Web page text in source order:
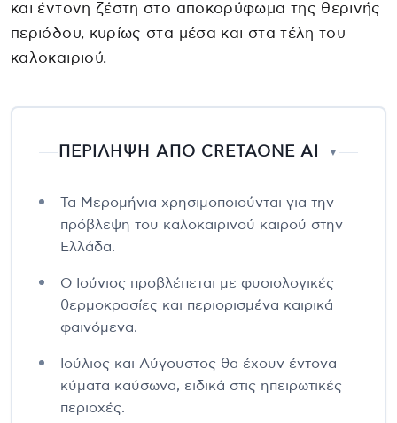
και έντονη ζέστη στο αποκορύφωμα της θερινής
περιόδου, κυρίως στα μέσα και στα τέλη του
καλοκαιριού.
ΠΕΡΙΛΗΨΗ ΑΠΟ CRETAONE AI ▼
Τα Μερομήνια χρησιμοποιούνται για την
πρόβλεψη του καλοκαιρινού καιρού στην
Ελλάδα.
Ο Ιούνιος προβλέπεται με φυσιολογικές
θερμοκρασίες και περιορισμένα καιρικά
φαινόμενα.
Ιούλιος και Αύγουστος θα έχουν έντονα
κύματα καύσωνα, ειδικά στις ηπειρωτικές
περιοχές.